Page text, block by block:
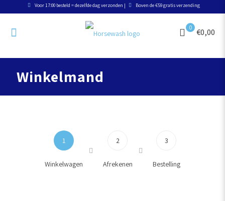
Voor 17:00 besteld = dezelfde dag verzonden | Boven de €59 gratis verzending
0 €0,00
Winkelmand
1
Winkelwagen
2
Afrekenen
3
Bestelling